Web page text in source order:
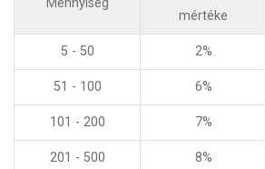
mértéke
5 - 50 2%
51 - 100 6%
101 - 200 7%
201 - 500 8%